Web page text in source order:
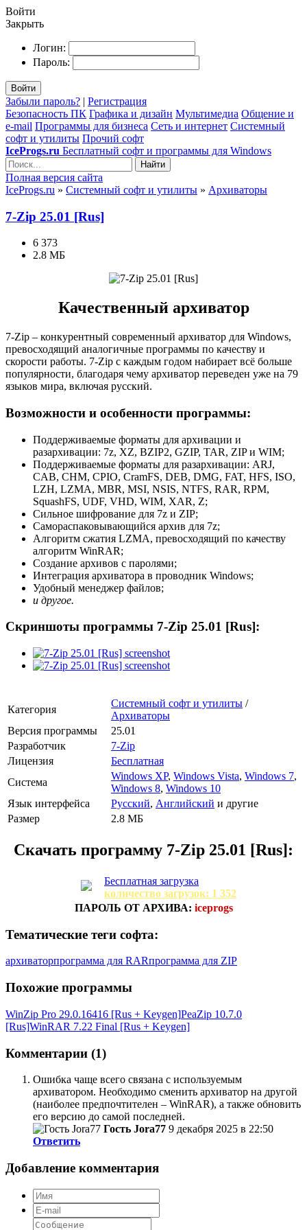
Войти
Закрыть
Логин:
Пароль:
Войти
Забыли пароль? | Регистрация
Безопасность ПК Графика и дизайн Мультимедиа Общение и
e-mail Программы для бизнеса Сеть и интернет Системный
софт и утилиты Прочий софт
IceProgs.ru Бесплатный софт и программы для Windows
Найти
Полная версия сайта
IceProgs.ru » Системный софт и утилиты » Архиваторы
7-Zip 25.01 [Rus]
6 373
2.8 МБ
Качественный архиватор
7-Zip – конкурентный современный архиватор для Windows,
превосходящий аналогичные программы по качеству и
скорости работы. 7-Zip с каждым годом набирает всё больше
популярности, благодаря чему архиватор переведен уже на 79
языков мира, включая русский.
Возможности и особенности программы:
Поддерживаемые форматы для архивации и
разархивации: 7z, XZ, BZIP2, GZIP, TAR, ZIP и WIM;
Поддерживаемые форматы для разархивации: ARJ,
CAB, CHM, CPIO, CramFS, DEB, DMG, FAT, HFS, ISO,
LZH, LZMA, MBR, MSI, NSIS, NTFS, RAR, RPM,
SquashFS, UDF, VHD, WIM, XAR, Z;
Сильное шифрование для 7z и ZIP;
Самораспаковывающийся архив для 7z;
Алгоритм сжатия LZMA, превосходящий по качеству
алгоритм WinRAR;
Создание архивов с паролями;
Интеграция архиватора в проводник Windows;
Удобный менеджер файлов;
и другое.
Скриншоты программы 7-Zip 25.01 [Rus]:
Категория
Системный софт и утилиты /
Архиваторы
Версия программы
25.01
Разработчик
7-Zip
Лицензия
Бесплатная
Система
Windows XP, Windows Vista, Windows 7,
Windows 8, Windows 10
Язык интерфейса
Русский, Английский и другие
Размер
2.8 МБ
Скачать программу 7-Zip 25.01 [Rus]:
Бесплатная загрузка
количество загрузок: 1 352
ПАРОЛЬ ОТ АРХИВА: iceprogs
Тематические теги софта:
архиваторпрограмма для RARпрограмма для ZIP
Похожие программы
WinZip Pro 29.0.16416 [Rus + Keygen]PeaZip 10.7.0
[Rus]WinRAR 7.22 Final [Rus + Keygen]
Комментарии (1)
Ошибка чаще всего связана с используемым
архиватором. Необходимо сменить архиватор на другой
(наиболее предпочтителен – WinRAR), а также обновить
его версию до самой последней.
Гость Jora77 9 декабря 2025 в 22:50
Ответить
Добавление комментария